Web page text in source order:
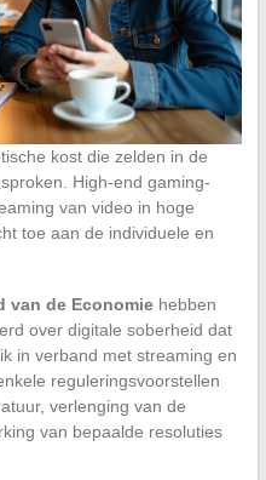
kost die zelden in de
High-end gaming-
van video in hoge
toe aan de individuele en
van de Economiehebben
over digitale soberheid dat
in verband met streaming en
reguleringsvoorstellen
verlenging van de
van bepaalde resoluties